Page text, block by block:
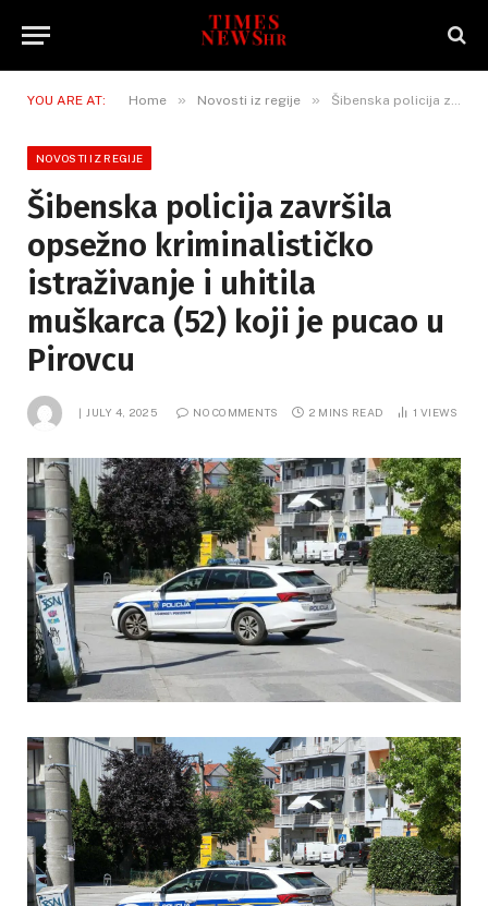
YOU ARE AT: Home » Novosti iz regije » Šibenska policija završila opsežno kriminalističko istraživanje i uhitila muškarca (52) koji je pucao u Pirovcu
NOVOSTI IZ REGIJE
Šibenska policija završila
opsežno kriminalističko
istraživanje i uhitila
muškarca (52) koji je pucao u
Pirovcu
JULY 4, 2025 NO COMMENTS 2 MINS READ 1VIEWS